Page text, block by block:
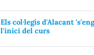
Els col·legis d'Alacant
l'inici del curs